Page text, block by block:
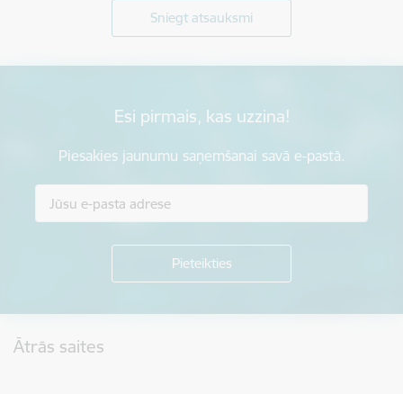
Sniegt atsauksmi
Esi pirmais, kas uzzina!
Piesakies jaunumu saņemšanai savā e-pastā.
Ātrās saites